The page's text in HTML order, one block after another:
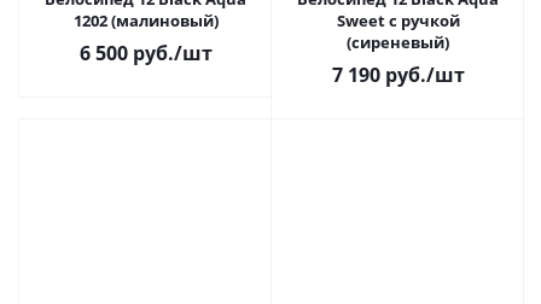
1202 (малиновый)
6 500руб./шт
Sweet с ручкой
(сиреневый)
7 190руб./шт